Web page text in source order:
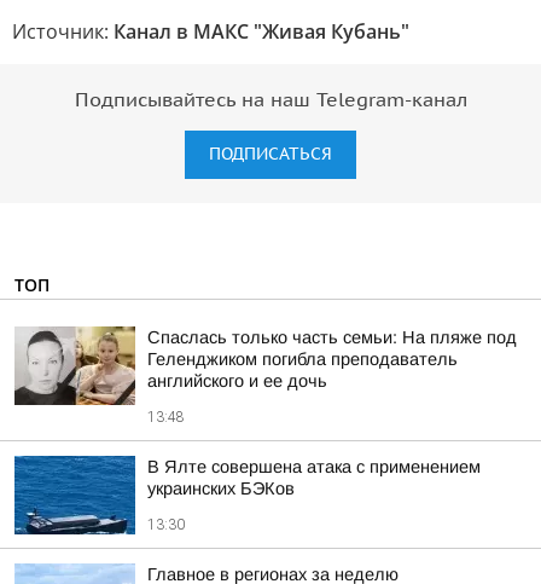
Источник: Канал в МАКС "Живая Кубань"
Подписывайтесь на наш Telegram-канал
ПОДПИСАТЬСЯ
ТОП
Спаслась только часть семьи: На пляже под
Геленджиком погибла преподаватель
английского и ее дочь
13:48
В Ялте совершена атака с применением
украинских БЭКов
13:30
Главное в регионах за неделю